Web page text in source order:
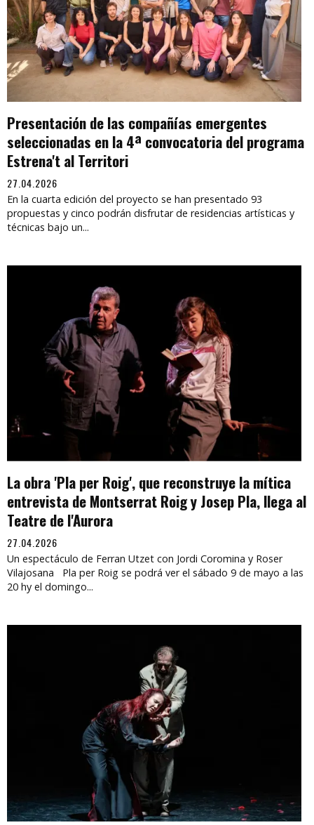
Presentación de las compañías emergentes
seleccionadas en la 4ª convocatoria del programa
Estrena't al Territori
27.04.2026
En la cuarta edición del proyecto se han presentado 93
propuestas y cinco podrán disfrutar de residencias artísticas y
técnicas bajo un...
La obra 'Pla per Roig', que reconstruye la mítica
entrevista de Montserrat Roig y Josep Pla, llega al
Teatre de l'Aurora
27.04.2026
Un espectáculo de Ferran Utzet con Jordi Coromina y Roser
Vilajosana Pla per Roig se podrá ver el sábado 9 de mayo a las
20 hy el domingo...